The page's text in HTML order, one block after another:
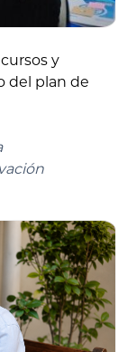
y
del plan de